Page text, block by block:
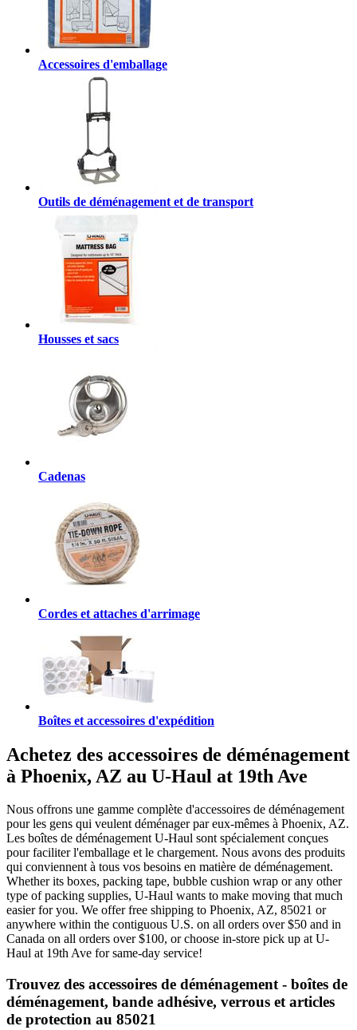
Accessoires d'emballage
Outils de déménagement et de transport
Housses et sacs
Cadenas
Cordes et attaches d'arrimage
Boîtes et accessoires d'expédition
Achetez des accessoires de déménagement
à Phoenix, AZ au U-Haul at 19th Ave
Nous offrons une gamme complète d'accessoires de déménagement
pour les gens qui veulent déménager par eux-mêmes à Phoenix, AZ.
Les boîtes de déménagement U-Haul sont spécialement conçues
pour faciliter l'emballage et le chargement. Nous avons des produits
qui conviennent à tous vos besoins en matière de déménagement.
Whether its boxes, packing tape, bubble cushion wrap or any other
type of packing supplies, U-Haul wants to make moving that much
easier for you. We offer free shipping to Phoenix, AZ, 85021 or
anywhere within the contiguous U.S. on all orders over $50 and in
Canada on all orders over $100, or choose in-store pick up at U-
Haul at 19th Ave for same-day service!
Trouvez des accessoires de déménagement - boîtes de
déménagement, bande adhésive, verrous et articles
de protection au 85021